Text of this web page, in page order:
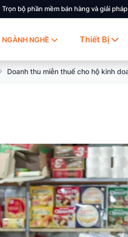
Trọn bộ phần mềm bán hàng và giải
NGÀNH NGHỀ Thiết Bị